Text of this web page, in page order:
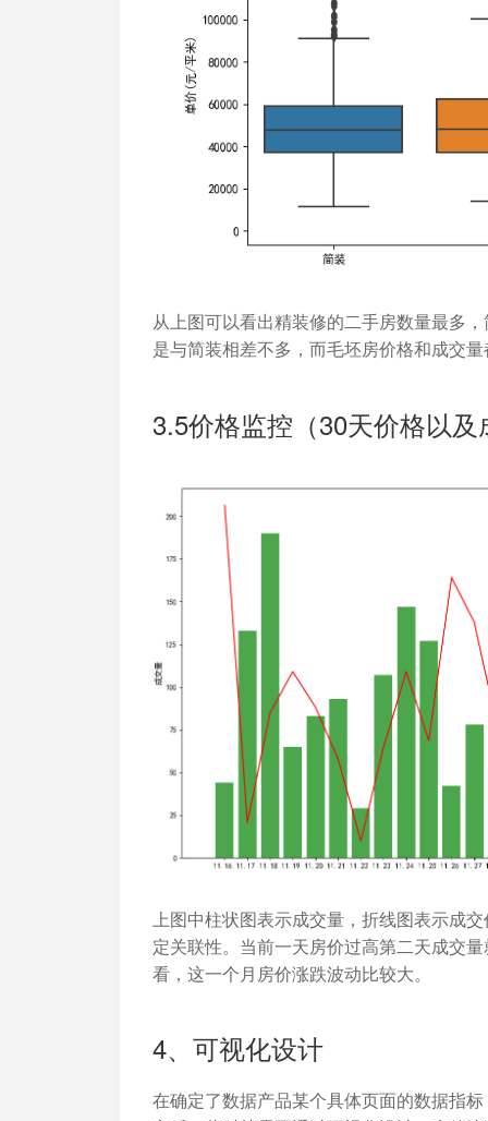
从上图可以看出精装修的二手房数量最多
是与简装相差不多，而毛坯房价格和成交
3.5价格监控（30天价格以及
上图中柱状图表示成交量，折线图表示成
定关联性。当前一天房价过高第二天成交
看，这一个月房价涨跌波动比较大。
4、可视化设计
在确定了数据产品某个具体页面的数据指